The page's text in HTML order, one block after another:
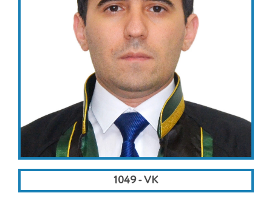
1049 - VK